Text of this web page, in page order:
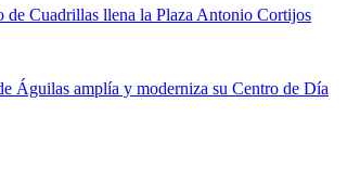
Cuadrillas llena la Plaza Antonio Cortijos
Águilas amplía y moderniza su Centro de Día